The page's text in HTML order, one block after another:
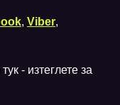
, Viber,
- изтеглете за